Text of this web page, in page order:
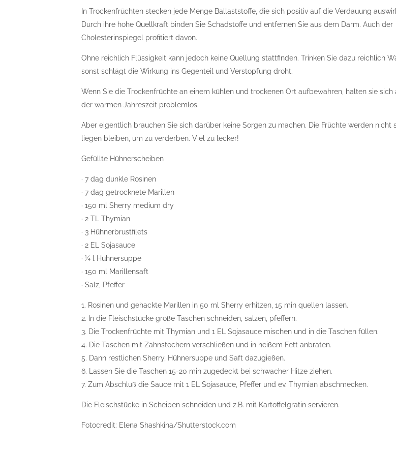
In Trockenfrüchten stecken jede Menge Ballaststoffe, die sich positiv auf die Verdauung
Durch ihre hohe Quellkraft binden Sie Schadstoffe und entfernen Sie aus dem Darm. Auch der
Cholesterinspiegel profitiert davon.
Ohne reichlich Flüssigkeit kann jedoch keine Quellung stattfinden. Trinken Sie dazu reichlich
sonst schlägt die Wirkung ins Gegenteil und Verstopfung droht.
Wenn Sie die Trockenfrüchte an einem kühlen und trockenen Ort aufbewahren, halten sie sich
der warmen Jahreszeit problemlos.
Aber eigentlich brauchen Sie sich darüber keine Sorgen zu machen. Die Früchte werden nicht
liegen bleiben, um zu verderben. Viel zu lecker!
Gefüllte Hühnerscheiben
· 7 dag dunkle Rosinen
· 7 dag getrocknete Marillen
· 150 ml Sherry medium dry
· 2 TL Thymian
· 3 Hühnerbrustfilets
· 2 EL Sojasauce
· ¼ l Hühnersuppe
· 150 ml Marillensaft
· Salz, Pfeffer
1. Rosinen und gehackte Marillen in 50 ml Sherry erhitzen, 15 min quellen lassen.
2. In die Fleischstücke große Taschen schneiden, salzen, pfeffern.
3. Die Trockenfrüchte mit Thymian und 1 EL Sojasauce mischen und in die Taschen füllen.
4. Die Taschen mit Zahnstochern verschließen und in heißem Fett anbraten.
5. Dann restlichen Sherry, Hühnersuppe und Saft dazugießen.
6. Lassen Sie die Taschen 15-20 min zugedeckt bei schwacher Hitze ziehen.
7. Zum Abschluß die Sauce mit 1 EL Sojasauce, Pfeffer und ev. Thymian abschmecken.
Die Fleischstücke in Scheiben schneiden und z.B. mit Kartoffelgratin servieren.
Fotocredit: Elena Shashkina/Shutterstock.com